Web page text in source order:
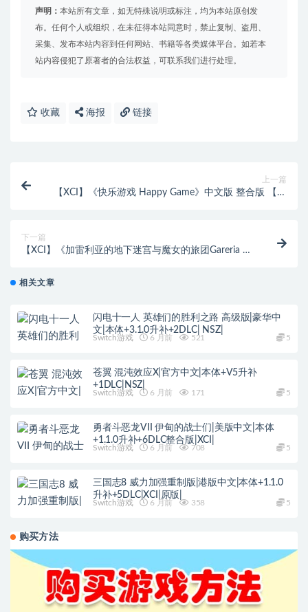
声明： 本站所有文章，如无特殊说明或标注，均为本站原创发
布。任何个人或组织，在未征得本站同意时，禁止复制、盗用、
采集、发布本站内容到任何网站、书籍等各类媒体平台。如若本
站内容侵犯了原著者的合法权益，可联系我们进行处理。
收藏 海报 链接
上一篇
【XCI】《快乐游戏 Happy Game》中文版 整合版 【含
下一篇
【XCI】《加雷利亚的地下迷宫与魔女的旅团Gareria no
相关文章
闪电十一人 英雄们的胜利之路 高级版|豪华中
文|本体+3.1.0升补+2DLC| NSZ|
Switch游戏 6 月前 521 5
苍翼 混沌效应X|官方中文|本体+V5升补
+1DLC|NSZ|
Switch游戏 6 月前 171 5
勇者斗恶龙VII 伊甸的战士们|美版中文|本体
+1.1.0升补+6DLC整合版|XCI|
Switch游戏 6 月前 708 5
三国志8 威力加强重制版|港版中文|本体+1.1.0
升补+5DLC|XCI|原版|
Switch游戏 6 月前 358 5
购买方法